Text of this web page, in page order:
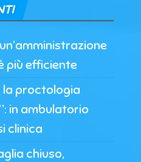
più efficiente
la proctologia
in ambulatorio
clinica
chiuso,